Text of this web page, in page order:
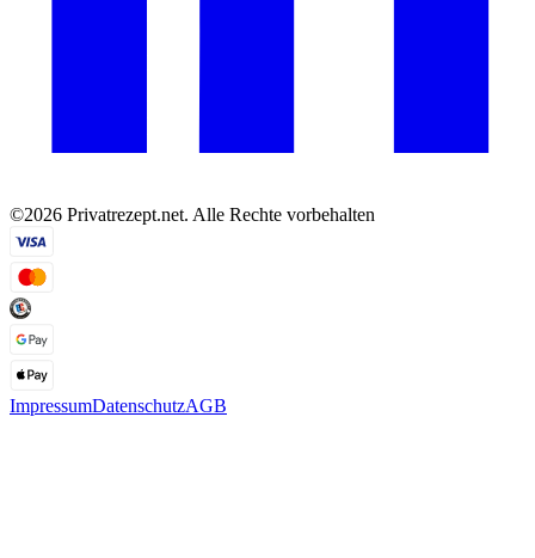
©2026 Privatrezept.net. Alle Rechte vorbehalten
ImpressumDatenschutzAGB